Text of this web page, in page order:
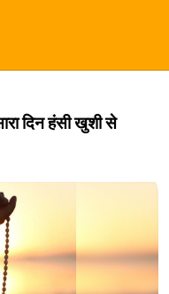
दिन हंसी खुशी से